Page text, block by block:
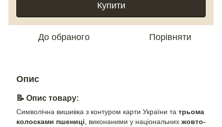
Купити
До обраного Порівняти
Опис
📝 Опис товару:
Символічна вишивка з контуром карти України та трьома
колосками пшениці, виконаними у національних жовто-